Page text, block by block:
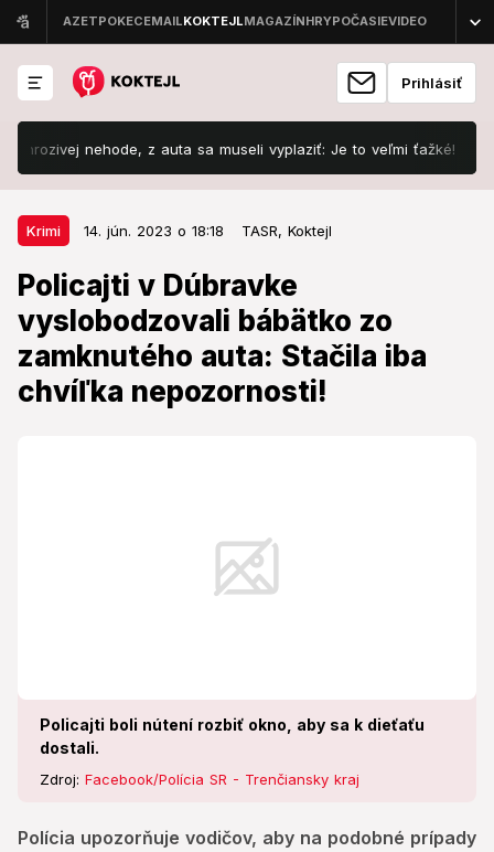
Prihlásiť
nehode, z auta sa museli vyplaziť: Je to veľmi ťažké!
Krimi 14. jún. 2023 o 18:18 TASR, Koktejl
Policajti v Dúbravke
vyslobodzovali bábätko zo
zamknutého auta: Stačila iba
chvíľka nepozornosti!
Policajti boli nútení rozbiť okno, aby sa k dieťaťu
dostali.
Zdroj: Facebook/Polícia SR - Trenčiansky kraj
Polícia upozorňuje vodičov, aby na podobné prípady
Krimi 14. jún. 2023 o 18:18
Policajti v Dúbravke
vyslobodzovali bábätko zo
zamknutého auta: Stačila iba
chvíľka nepozornosti!